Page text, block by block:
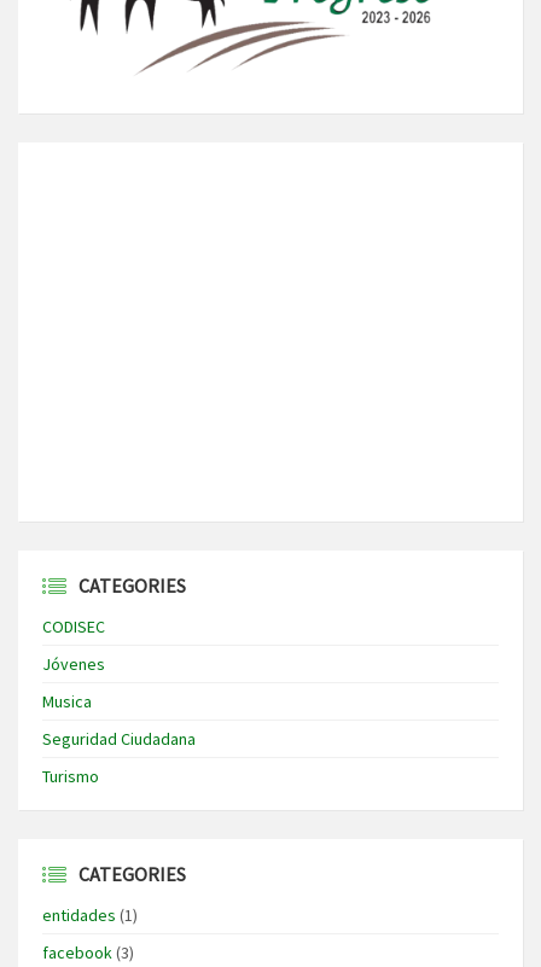
CATEGORIES
CODISEC
Jóvenes
Musica
Seguridad Ciudadana
Turismo
CATEGORIES
entidades (1)
facebook(3)